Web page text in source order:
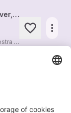
Shouting forever into the receiver, für grosses Ensemble (2022)
Lucerne Festival Contemporary Orchestra (LFCO)
more_horiz